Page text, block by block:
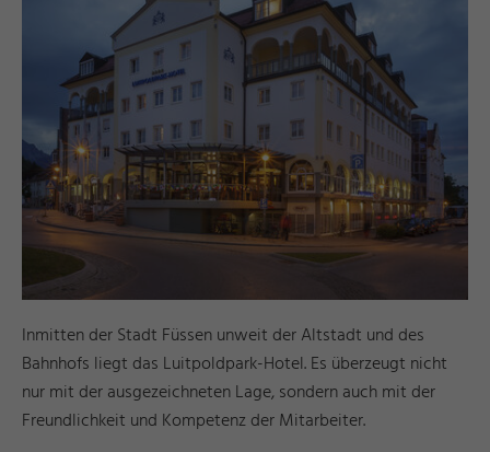
Inmitten der Stadt Füssen unweit der Altstadt und des
Bahnhofs liegt das Luitpoldpark-Hotel. Es überzeugt nicht
nur mit der ausgezeichneten Lage, sondern auch mit der
Freundlichkeit und Kompetenz der Mitarbeiter.